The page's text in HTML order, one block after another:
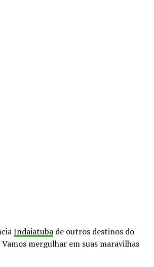
Indaiatubade outros destinos do
mergulhar em suas maravilhas